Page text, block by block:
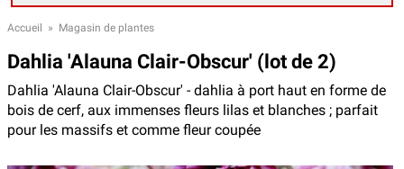
Accueil » Magasin de plantes
Dahlia 'Alauna Clair-Obscur' (lot de 2)
Dahlia 'Alauna Clair-Obscur' - dahlia à port haut en forme de
bois de cerf, aux immenses fleurs lilas et blanches ; parfait
pour les massifs et comme fleur coupée